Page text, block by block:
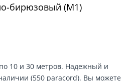
бирюзовый (М1)
10 и 30 метров. Надежный и
(550 paracord). Вы можете